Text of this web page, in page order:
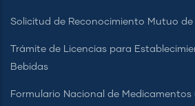
Solicitud de Reconocimiento Mutuo
Trámite de Licencias para
Bebidas
Formulario Nacional de Medicamentos